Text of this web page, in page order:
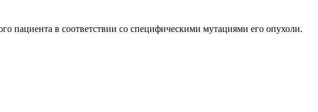
пациента в соответствии со специфическими мутациями его опухоли.